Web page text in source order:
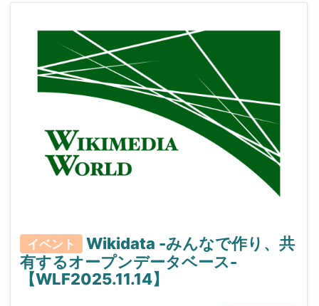
イベント
Wikidata -みんなで作り、共
有するオープンデータベース-
【WLF2025.11.14】